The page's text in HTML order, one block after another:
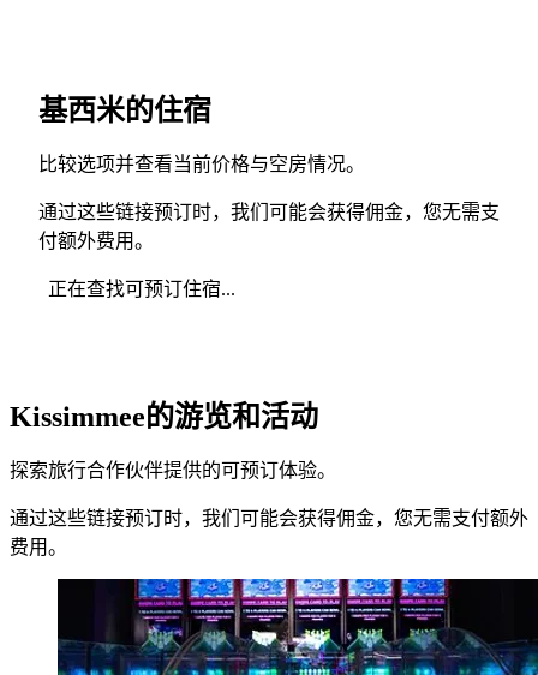
基西米的住宿
比较选项并查看当前价格与空房情况。
通过这些链接预订时，我们可能会获得佣金，您无需支
付额外费用。
正在查找可预订住宿...
Kissimmee的游览和活动
探索旅行合作伙伴提供的可预订体验。
通过这些链接预订时，我们可能会获得佣金，您无需支付额外
费用。